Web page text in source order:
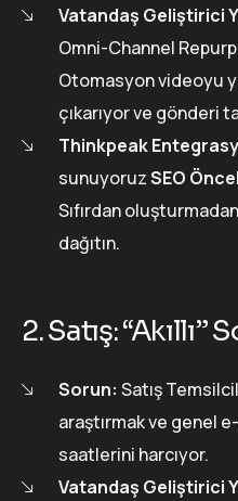
Vatandaş Geliştirici
Omni-Channel
Otomasyon videoyu
çıkarıyor ve gönderi
Thinkpeak
sunuyoruzSEO
Sıfırdan oluşturmadan
dağıtın.
2. Satış: “Akıllı”
Sorun: Satış
araştırmak ve genel
saatlerini harcıyor.
Vatandaş Geliştirici